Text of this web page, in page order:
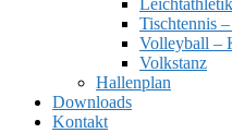
Leichtathletik
Tischtennis
Volleyball –
Volkstanz
Hallenplan
Downloads
Kontakt